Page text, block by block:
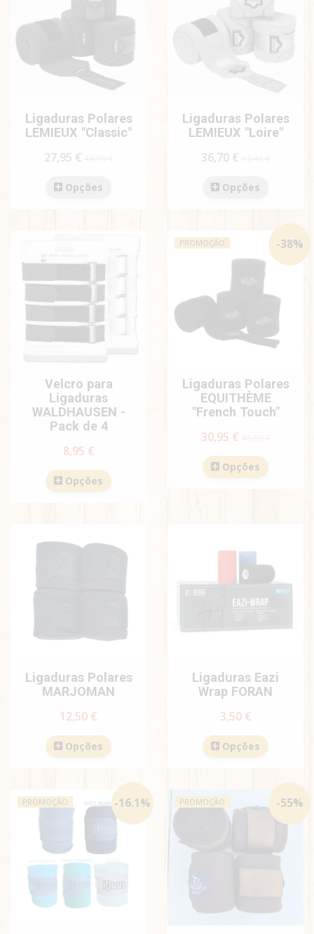
Ligaduras Polares
LEMIEUX "Classic"
27,95 €
Opções
Ligaduras Polares
LEMIEUX "Loire"
36,70 €
Opções
Velcro para
Ligaduras
WALDHAUSEN -
Pack de 4
8,95 €
Opções
-38%
PROMOÇÃO
Ligaduras Polares
EQUITHÈME
"French Touch"
30,95 €
Opções
Ligaduras Polares
MARJOMAN
12,50 €
Opções
Ligaduras Eazi
Wrap FORAN
3,50 €
Opções
-16.1%
PROMOÇÃO -55%
PROMOÇÃO